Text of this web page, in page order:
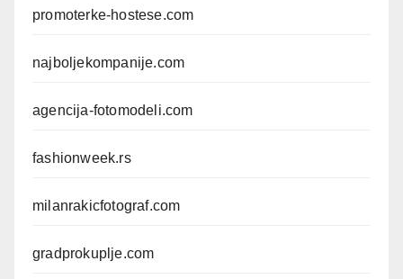
promoterke-hostese.com
najboljekompanije.com
agencija-fotomodeli.com
fashionweek.rs
milanrakicfotograf.com
gradprokuplje.com